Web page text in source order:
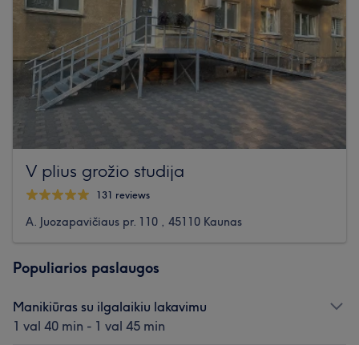
V plius grožio studija
131 reviews
A. Juozapavičiaus pr. 110 , 45110 Kaunas
Populiarios paslaugos
Manikiūras su ilgalaikiu lakavimu
1 val 40 min - 1 val 45 min